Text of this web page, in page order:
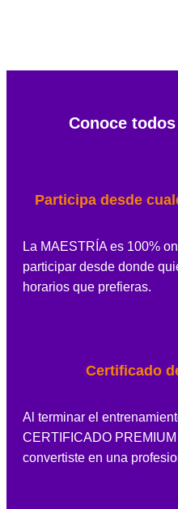
Conoce
Participa desde
La MAESTRÍA es 100%
participar desde donde
horarios que prefieras.
Certificado
Al terminar el
CERTIFICADO
convertiste en una